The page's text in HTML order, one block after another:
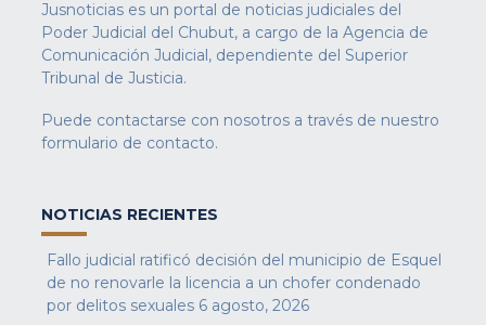
Jusnoticias es un portal de noticias judiciales del
Poder Judicial del Chubut, a cargo de la Agencia de
Comunicación Judicial, dependiente del Superior
Tribunal de Justicia.
Puede contactarse con nosotros a través de nuestro
formulario de contacto.
NOTICIAS RECIENTES
Fallo judicial ratificó decisión del municipio de Esquel
de no renovarle la licencia a un chofer condenado
por delitos sexuales 6 agosto, 2026